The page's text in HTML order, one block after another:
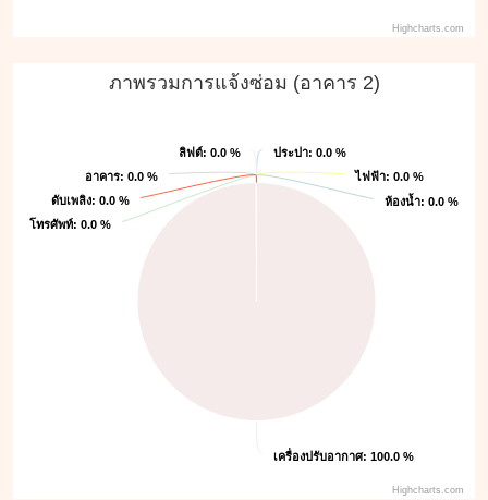
Highcharts.com
ภาพรวมการแจ้งซ่อม (อาคาร 2)
ไฟฟ้า: 0.0 %
ไฟฟ้า: 0.0 %
ประปา: 0.0 %
ประปา: 0.0 %
ห้องน้ำ: 0.0 %
ห้องน้ำ: 0.0 %
เครื่องปรับอากาศ: 100.0 %
เครื่องปรับอากาศ: 100.0 %
โทรศัพท์: 0.0 %
โทรศัพท์: 0.0 %
ลิฟต์: 0.0 %
ลิฟต์: 0.0 %
อาคาร: 0.0 %
อาคาร: 0.0 %
ดับเพลิง: 0.0 %
ดับเพลิง: 0.0 %
Highcharts.com